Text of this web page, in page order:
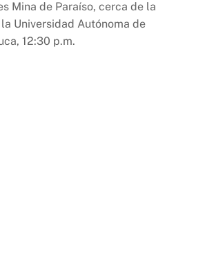
Mina de Paraíso, cerca de la
Universidad Autónoma de
12:30 p.m.